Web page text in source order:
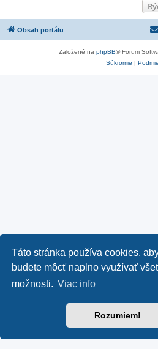
Táto stránka používa cookies,
budete môcť naplno využívať
možnosti. Viac info
Rozumiem!
Obsah portálu
Založené na phpBB® Forum
Súkromie |